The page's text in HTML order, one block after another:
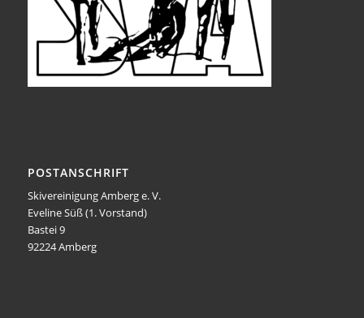
POSTANSCHRIFT
Skivereinigung Amberg e. V.
Eveline Süß (1. Vorstand)
Bastei 9
92224 Amberg